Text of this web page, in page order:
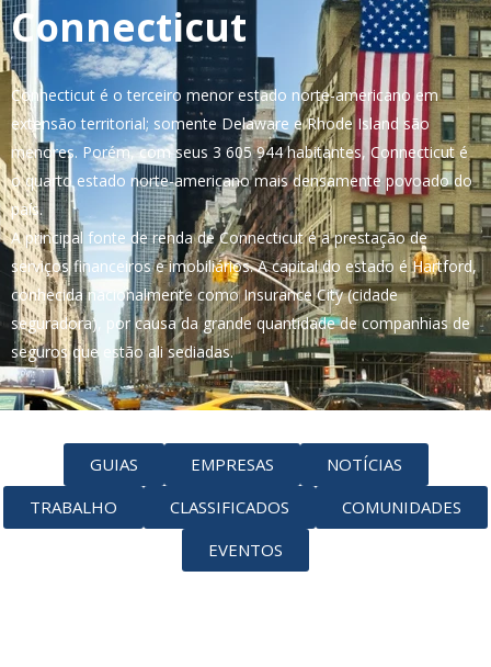
Connecticut
Connecticut é o terceiro menor estado norte-americano em
extensão territorial; somente Delaware e Rhode Island são
menores. Porém, com seus 3 605 944 habitantes, Connecticut é
o quarto estado norte-americano mais densamente povoado do
país.
A principal fonte de renda de Connecticut é a prestação de
serviços financeiros e imobiliários. A capital do estado é Hartford,
conhecida nacionalmente como Insurance City (cidade
seguradora), por causa da grande quantidade de companhias de
seguros que estão ali sediadas.
GUIAS EMPRESAS
NOTÍCIAS
TRABALHO
CLASSIFICADOS
COMUNIDADES
EVENTOS